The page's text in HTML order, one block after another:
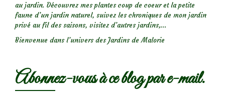
au jardin. Découvrez mes plantes coup de coeur et la petite
faune d’un jardin naturel, suivez les chroniques de mon jardin
privé au fil des saisons, visitez d’autres jardins,...
Bienvenue dans l’univers des Jardins de Malorie
Abonnez-vous à ce blog par e-mail.